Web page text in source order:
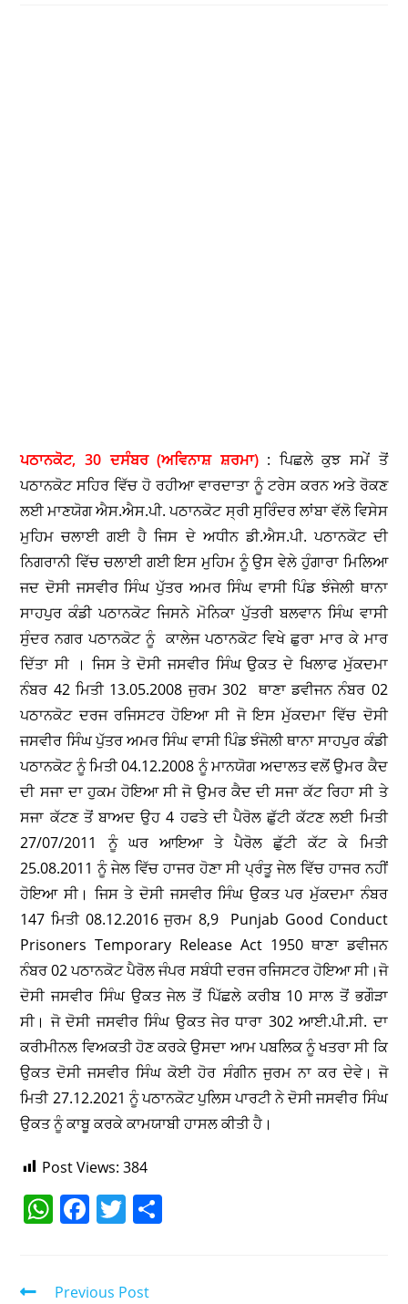
ਨਿਗਰਾਨੀ ਵਿੱਚ ਚਲਾਈ ਗਈ ਇਸ ਮੁਹਿਮ ਨੂੰ ਉਸ ਵੇਲੇ ਹੁੰਗਾਰਾ ਮਿਲਿਆ
ਜਦ ਦੋਸੀ ਜਸਵੀਰ ਸਿੰਘ ਪੁੱਤਰ ਅਮਰ ਸਿੰਘ ਵਾਸੀ ਪਿੰਡ ਝੰਜੇਲੀ ਥਾਨਾ
ਸਾਹਪੁਰ ਕੰਡੀ ਪਠਾਨਕੋਟ ਜਿਸਨੇ ਮੋਨਿਕਾ ਪੁੱਤਰੀ ਬਲਵਾਨ ਸਿੰਘ ਵਾਸੀ
ਸੁੰਦਰ ਨਗਰ ਪਠਾਨਕੋਟ ਨੂੰ ਕਾਲੇਜ ਪਠਾਨਕੋਟ ਵਿਖੇ ਛੁਰਾ ਮਾਰ ਕੇ ਮਾਰ
ਦਿੱਤਾ ਸੀ । ਜਿਸ ਤੇ ਦੋਸੀ ਜਸਵੀਰ ਸਿੰਘ ਉਕਤ ਦੇ ਖਿਲਾਫ ਮੁੱਕਦਮਾ
ਨੰਬਰ 42 ਮਿਤੀ 13.05.2008 ਜੁਰਮ 302 ਥਾਣਾ ਡਵੀਜਨ ਨੰਬਰ 02
ਪਠਾਨਕੋਟ ਦਰਜ ਰਜਿਸਟਰ ਹੋਇਆ ਸੀ ਜੋ ਇਸ ਮੁੱਕਦਮਾ ਵਿੱਚ ਦੋਸੀ
ਜਸਵੀਰ ਸਿੰਘ ਪੁੱਤਰ ਅਮਰ ਸਿੰਘ ਵਾਸੀ ਪਿੰਡ ਝੰਜੋਲੀ ਥਾਨਾ ਸਾਹਪੁਰ ਕੰਡੀ
ਪਠਾਨਕੋਟ ਨੂੰ ਮਿਤੀ 04.12.2008 ਨੂੰ ਮਾਨਯੋਗ ਅਦਾਲਤ ਵਲੋਂ ਉਮਰ ਕੈਦ
ਦੀ ਸਜਾ ਦਾ ਹੁਕਮ ਹੋਇਆ ਸੀ ਜੋ ਉਮਰ ਕੈਦ ਦੀ ਸਜਾ ਕੱਟ ਰਿਹਾ ਸੀ ਤੇ
ਸਜਾ ਕੱਟਣ ਤੋਂ ਬਾਅਦ ਉਹ 4 ਹਫਤੇ ਦੀ ਪੈਰੋਲ ਛੁੱਟੀ ਕੱਟਣ ਲਈ ਮਿਤੀ
27/07/2011 ਨੂੰ ਘਰ ਆਇਆ ਤੇ ਪੈਰੋਲ ਛੁੱਟੀ ਕੱਟ ਕੇ ਮਿਤੀ
25.08.2011 ਨੂੰ ਜੇਲ ਵਿੱਚ ਹਾਜਰ ਹੋਣਾ ਸੀ ਪ੍ਰੰਤੂ ਜੇਲ ਵਿੱਚ ਹਾਜਰ ਨਹੀਂ
ਹੋਇਆ ਸੀ। ਜਿਸ ਤੇ ਦੋਸੀ ਜਸਵੀਰ ਸਿੰਘ ਉਕਤ ਪਰ ਮੁੱਕਦਮਾ ਨੰਬਰ
147 ਮਿਤੀ 08.12.2016 ਜੁਰਮ 8,9 Punjab Good Conduct
Prisoners Temporary Release Act 1950 ਥਾਣਾ ਡਵੀਜਨ
ਨੰਬਰ 02 ਪਠਾਨਕੋਟ ਪੈਰੋਲ ਜੰਪਰ ਸਬੰਧੀ ਦਰਜ ਰਜਿਸਟਰ ਹੋਇਆ ਸੀ।ਜੋ
ਦੋਸੀ ਜਸਵੀਰ ਸਿੰਘ ਉਕਤ ਜੇਲ ਤੋਂ ਪਿੱਛਲੇ ਕਰੀਬ 10 ਸਾਲ ਤੋਂ ਭਗੌੜਾ
ਸੀ। ਜੋ ਦੋਸੀ ਜਸਵੀਰ ਸਿੰਘ ਉਕਤ ਜੇਰ ਧਾਰਾ 302 ਆਈ.ਪੀ.ਸੀ. ਦਾ
ਕਰੀਮੀਨਲ ਵਿਅਕਤੀ ਹੋਣ ਕਰਕੇ ਉਸਦਾ ਆਮ ਪਬਲਿਕ ਨੂੰ ਖਤਰਾ ਸੀ ਕਿ
ਉਕਤ ਦੋਸੀ ਜਸਵੀਰ ਸਿੰਘ ਕੋਈ ਹੋਰ ਸੰਗੀਨ ਜੁਰਮ ਨਾ ਕਰ ਦੇਵੇ। ਜੋ
ਮਿਤੀ 27.12.2021 ਨੂੰ ਪਠਾਨਕੋਟ ਪੁਲਿਸ ਪਾਰਟੀ ਨੇ ਦੋਸੀ ਜਸਵੀਰ ਸਿੰਘ
ਉਕਤ ਨੂੰ ਕਾਬੂ ਕਰਕੇ ਕਾਮਯਾਬੀ ਹਾਸਲ ਕੀਤੀ ਹੈ।
Post Views:384
W
h
at
s
A
p
F
c
e
b
o
T
itt
er
S
Previous Post
ਓਮੀਕ੍ਰੋਨ ਦੀ ਪੰਜਾਬ ‘ਚ ਹੋਈ ਐਂਟਰੀ,36